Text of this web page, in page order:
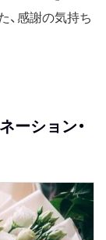
、感謝の気持ち
ーション・